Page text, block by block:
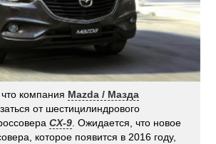
компания Mazda / Мазда
от шестицилиндрового
CX-9 . Ожидается, что новое
которое появится в 2016 году,